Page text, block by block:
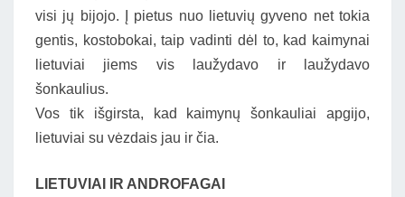
visi jų bijojo. Į pietus nuo lietuvių gyveno net tokia
gentis, kostobokai, taip vadinti dėl to, kad kaimynai
lietuviai jiems vis laužydavo ir laužydavo
šonkaulius.
Vos tik išgirsta, kad kaimynų šonkauliai apgijo,
lietuviai su vėzdais jau ir čia.
LIETUVIAI IR ANDROFAGAI